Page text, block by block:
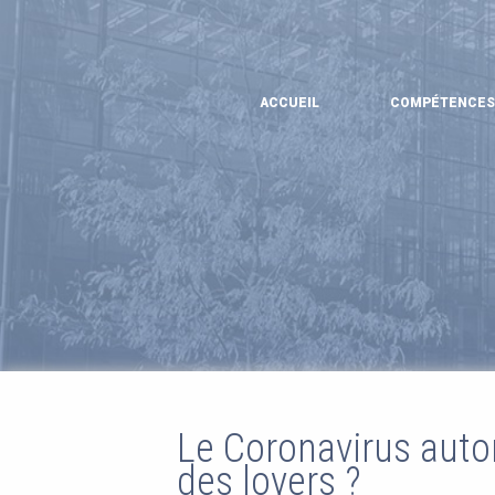
ACCUEIL COMPÉTENCES
Le Coronavirus
des loyers ?